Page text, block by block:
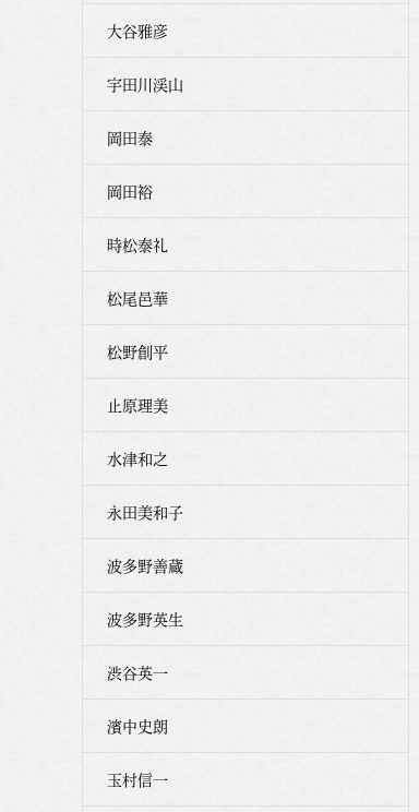
大谷雅彦
宇田川渓山
岡田泰
岡田裕
時松泰礼
松尾邑華
松野創平
止原理美
水津和之
永田美和子
波多野善蔵
波多野英生
渋谷英一
濱中史朗
玉村信一